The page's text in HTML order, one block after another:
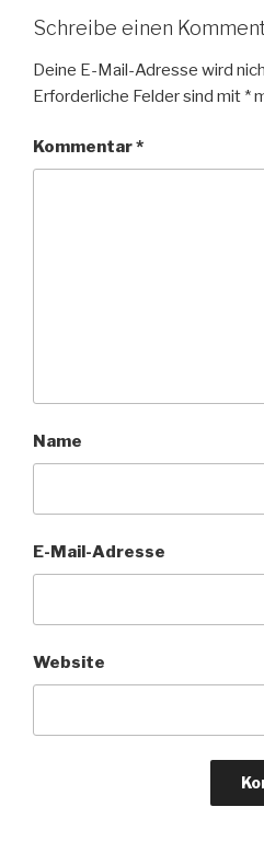
Schreibe einen
Deine E-Mail-Adresse wird
Erforderliche Felder sind mit *
Kommentar*
Name
E-Mail-Adresse
Website